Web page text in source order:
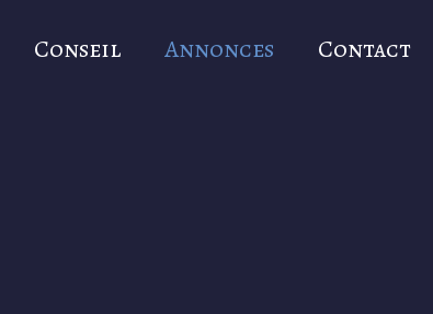
Conseil Annonces Contact